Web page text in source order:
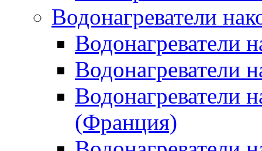
Водонагреватели
Водонагреватели
Водонагреватели
Водонагреватели
(Франция)